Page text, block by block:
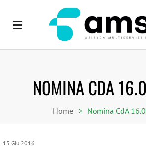
NOMINA CDA
Home > Nomina CdA
13 Giu 2016